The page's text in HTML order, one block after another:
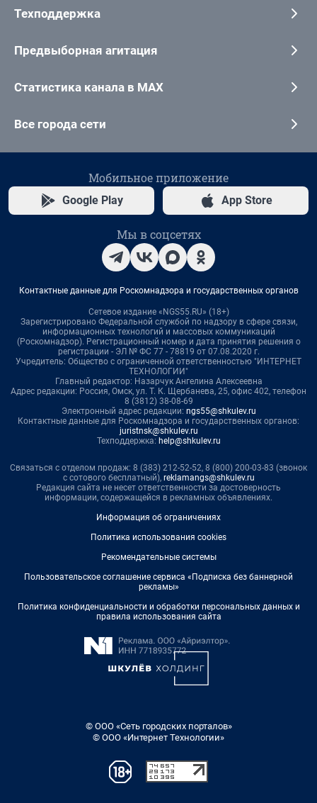
Техподдержка
Предвыборная агитация
Статистика канала в MAX
Все города сети
Мобильное приложение
Google Play App Store
Мы в соцсетях
Контактные данные для Роскомнадзора и государственных органов
Сетевое издание «NGS55.RU» (18+)
Зарегистрировано Федеральной службой по надзору в сфере связи,
информационных технологий и массовых коммуникаций
(Роскомнадзор). Регистрационный номер и дата принятия решения о
регистрации - ЭЛ № ФС 77 - 78819 от 07.08.2020 г.
Учредитель: Общество с ограниченной ответственностью "ИНТЕРНЕТ
ТЕХНОЛОГИИ"
Главный редактор: Назарчук Ангелина Алексеевна
Адрес редакции: Россия, Омск, ул. Т. К. Щербанева, 25, офис 402, телефон
8 (3812) 38-08-69
Электронный адрес редакции: ngs55@shkulev.ru
Контактные данные для Роскомнадзора и государственных органов:
juristnsk@shkulev.ru
Техподдержка: help@shkulev.ru
Связаться с отделом продаж: 8 (383) 212-52-52, 8 (800) 200-03-83 (звонок
с сотового бесплатный), reklamangs@shkulev.ru
Редакция сайта не несет ответственности за достоверность
информации, содержащейся в рекламных объявлениях.
Информация об ограничениях
Политика использования cookies
Рекомендательные системы
Пользовательское соглашение сервиса «Подписка без баннерной
рекламы»
Политика конфиденциальности и обработки персональных данных и
правила использования сайта
© ООО «Сеть городских порталов»
© ООО «Интернет Технологии»